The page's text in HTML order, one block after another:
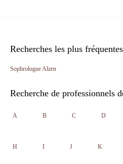
Recherches les plus fréquentes
Sophrologue Alzen
Recherche de professionnels
A B C D
H I J K